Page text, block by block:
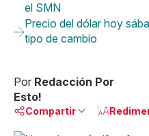
el SMN
Precio del dólar hoy
tipo de cambio
Por Redacción Por
Esto!
Compartir